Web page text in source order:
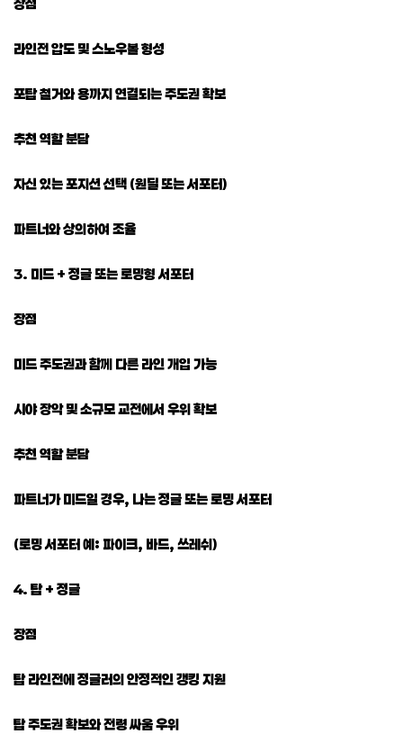
장점
라인전 압도 및 스노우볼 형성
포탑 철거와 용까지 연결되는 주도권 확보
추천 역할 분담
자신 있는 포지션 선택 (원딜 또는 서포터)
파트너와 상의하여 조율
3. 미드 + 정글 또는 로밍형 서포터
장점
미드 주도권과 함께 다른 라인 개입 가능
시야 장악 및 소규모 교전에서 우위 확보
추천 역할 분담
파트너가 미드일 경우, 나는 정글 또는 로밍 서포터
(로밍 서포터 예: 파이크, 바드, 쓰레쉬)
4. 탑 + 정글
장점
탑 라인전에 정글러의 안정적인 갱킹 지원
탑 주도권 확보와 전령 싸움 우위